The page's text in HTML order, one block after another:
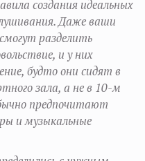
создания идеальных
Даже ваши
разделить
и у них
будто они сидят в
зала, а не в 10-м
предпочитают
и музыкальные